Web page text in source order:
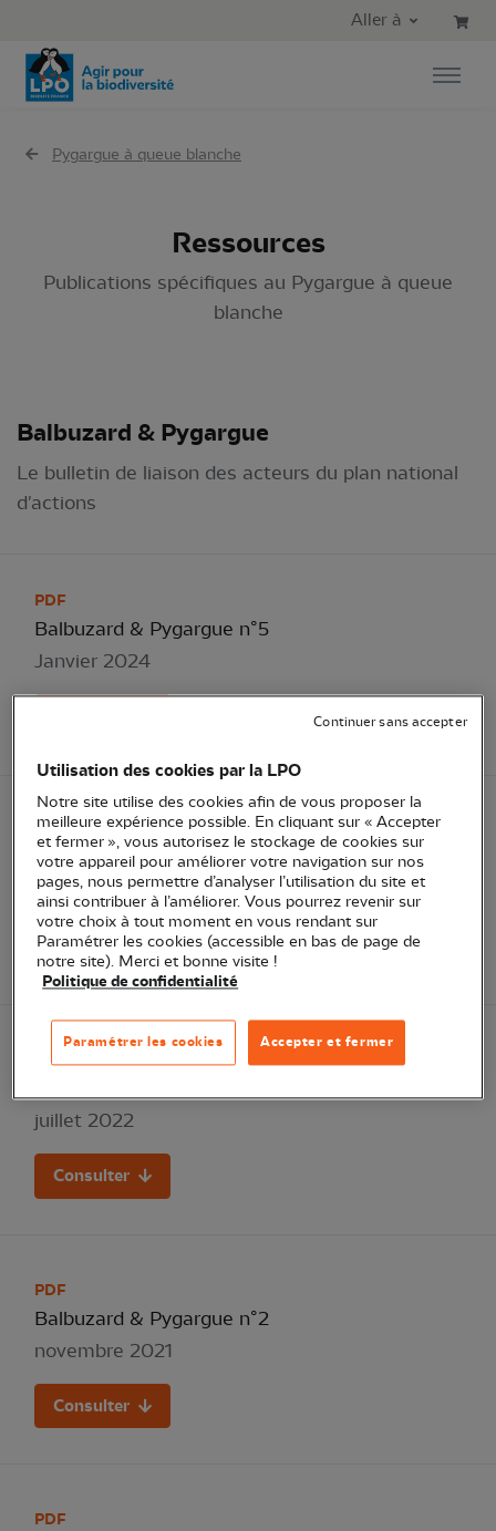
Aller au menu principal
Aller à
Pygargue à queue blanche
Ressources
Publications spécifiques au Pygargue à queue
blanche
Balbuzard & Pygargue
Le bulletin de liaison des acteurs du plan national
d'actions
PDF
Balbuzard & Pygargue n°5
Janvier 2024
PDF
Balbuzard & Pygargue n°4
Décembre 2022
Consulter
PDF
juillet 2022
Consulter
PDF
Balbuzard & Pygargue n°2
novembre 2021
Consulter
PDF
Utilisation des cookies par la LPO
Notre site utilise des cookies afin de vous proposer la
meilleure expérience possible. En cliquant sur « Accepter
et fermer », vous autorisez le stockage de cookies sur
votre appareil pour améliorer votre navigation sur nos
pages, nous permettre d’analyser l’utilisation du site et
ainsi contribuer à l’améliorer. Vous pourrez revenir sur
votre choix à tout moment en vous rendant sur
Paramétrer les cookies (accessible en bas de page de
notre site). Merci et bonne visite !
Politique de confidentialité
Accepter et fermer
Paramétrer les cookies
Continuer sans accepter